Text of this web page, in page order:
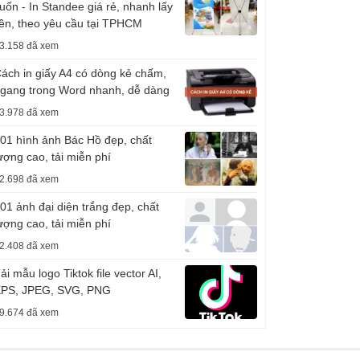
- In Standee giá rẻ, nhanh lấy
theo yêu cầu tại TPHCM
đã xem
in giấy A4 có dòng kẻ chấm,
trong Word nhanh, dễ dàng
đã xem
hình ảnh Bác Hồ đẹp, chất
cao, tải miễn phí
đã xem
ảnh đại diện trắng đẹp, chất
cao, tải miễn phí
đã xem
mẫu logo Tiktok file vector AI,
JPEG, SVG, PNG
đã xem